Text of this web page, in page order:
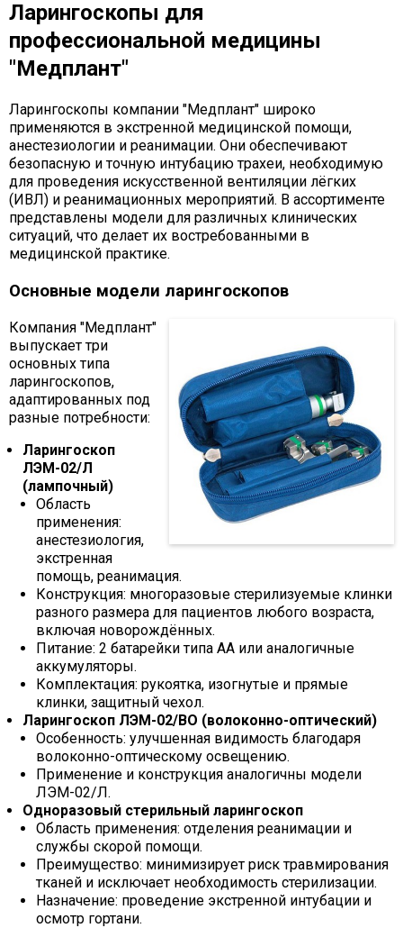
Ларингоскопы для
профессиональной медицины
"Медплант"
Ларингоскопы компании "Медплант" широко
применяются в экстренной медицинской помощи,
анестезиологии и реанимации. Они обеспечивают
безопасную и точную интубацию трахеи, необходимую
для проведения искусственной вентиляции лёгких
(ИВЛ) и реанимационных мероприятий. В ассортименте
представлены модели для различных клинических
ситуаций, что делает их востребованными в
медицинской практике.
Основные модели ларингоскопов
Компания "Медплант"
выпускает три
основных типа
ларингоскопов,
адаптированных под
разные потребности:
Ларингоскоп
ЛЭМ-02/Л
(лампочный)
Область
применения:
анестезиология,
экстренная
помощь, реанимация.
Конструкция: многоразовые стерилизуемые клинки
разного размера для пациентов любого возраста,
включая новорождённых.
Питание: 2 батарейки типа AA или аналогичные
аккумуляторы.
Комплектация: рукоятка, изогнутые и прямые
клинки, защитный чехол.
Ларингоскоп ЛЭМ-02/ВО (волоконно-оптический)
Особенность: улучшенная видимость благодаря
волоконно-оптическому освещению.
Применение и конструкция аналогичны модели
ЛЭМ-02/Л.
Одноразовый стерильный ларингоскоп
Область применения: отделения реанимации и
службы скорой помощи.
Преимущество: минимизирует риск травмирования
тканей и исключает необходимость стерилизации.
Назначение: проведение экстренной интубации и
осмотр гортани.